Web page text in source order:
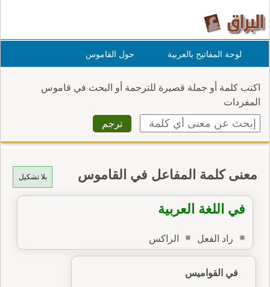
لوحة المفاتيح بالعربية حول القاموس
اكتب كلمة أو جملة قصيرة للترجمة أو البحث في قاموس
المفردات
بلا تشكيل معنى كلمة المفاعل في القاموس
في اللغة العربية
راد الفعل الراكس
في القواميس